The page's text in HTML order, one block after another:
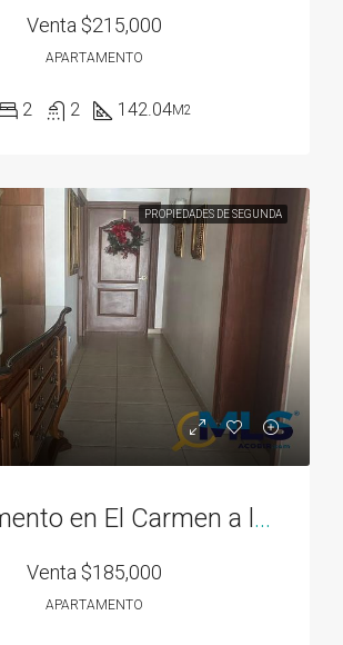
Venta $215,000
APARTAMENTO
2 2 142.04M2
PROPIEDADES DE SEGUNDA
Apartamento en El Carmen a la venta
Venta $185,000
APARTAMENTO